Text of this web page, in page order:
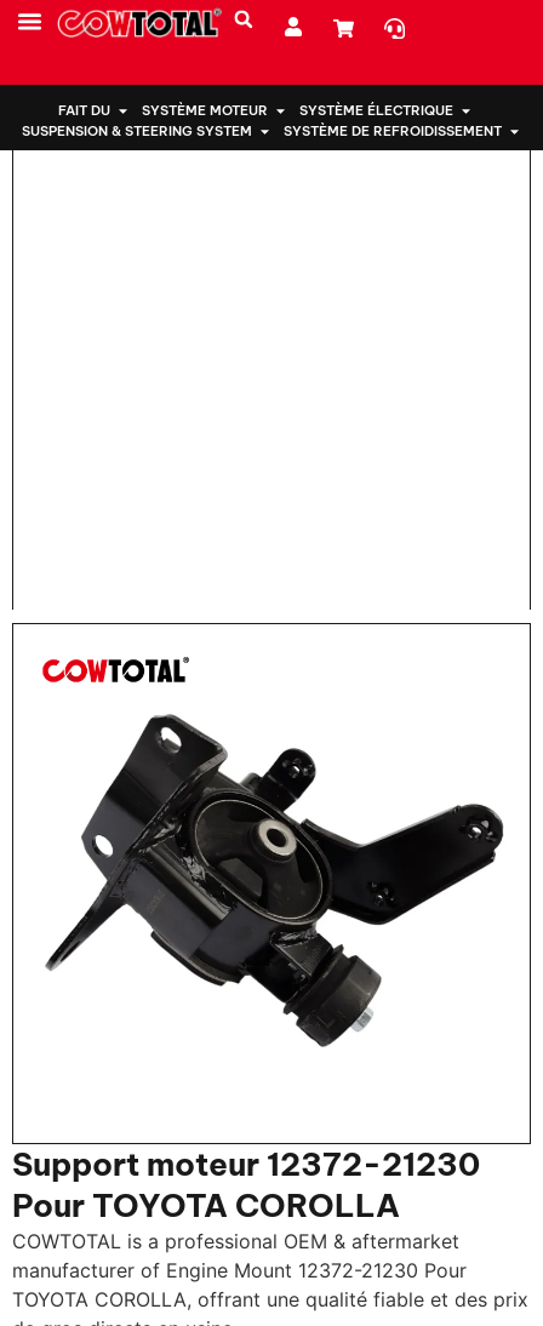
FAIT DU SYSTÈME MOTEUR
SYSTÈME ÉLECTRIQUE
SUSPENSION & STEERING SYSTEM
SYSTÈME DE REFROIDISSEMENT
Maison >
Support moteur 12372-21230
Pour TOYOTA COROLLA
COWTOTAL is a professional OEM & aftermarket
manufacturer of Engine Mount 12372-21230 Pour
TOYOTA COROLLA, offrant une qualité fiable et des prix